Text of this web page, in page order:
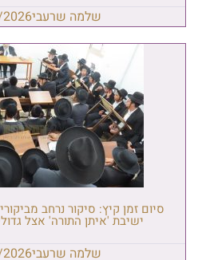
שלמה שרעבי
סיום זמן קיץ: סיקור נרחב
ישיבת 'איתן התורה' אצל
שלמה שרעבי